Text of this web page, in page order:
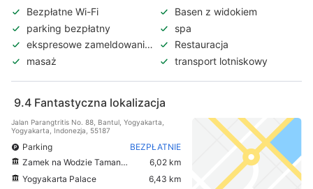
Bezpłatne Wi-Fi
Basen z widokiem
parking bezpłatny
spa
ekspresowe zameldowanie
i wymeldowanie
Restauracja
masaż
transport lotniskowy
9.4 Fantastyczna lokalizacja
Jalan Parangtritis No. 88, Bantul, Yogyakarta,
Yogyakarta, Indonezja, 55187
Parking
BEZPŁATNIE
Zamek na Wodzie Taman Sari
6,02 km
Yogyakarta Palace
6,43 km